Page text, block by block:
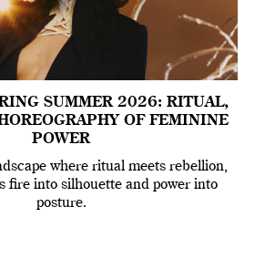
SUMMER 2026: RITUAL,
OF FEMININE
POWER
where ritual meets rebellion,
fire into silhouette and power into
posture.